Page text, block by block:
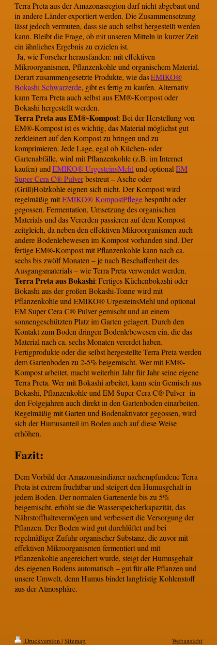
Terra Preta aus der Amazonasregion darf nicht abgebaut und
in andere Länder exportiert werden. Die Zusammensetzung
lässt jedoch vermuten, dass sie auch selbst hergestellt werden
kann. Bleibt die Frage, ob mit unseren Mitteln in kurzer Zeit
ein ähnliches Ergebnis zu erzielen ist.
Ja, wie Forscher herausfanden: mit effektiven
Mikroorganismen, Pflanzenkohle und organischem Material.
Derart zusammengesetzte Produkte, wie dasEMIKO®
Bokashi Schwarzerde, gibt es fertig zu kaufen. Alternativ
kann Terra Preta auch selbst aus EM®-Kompost oder
Bokashi hergestellt werden.
Terra Preta aus EM®-Kompost:Bei der Herstellung von
EM®-Kompost ist es wichtig, das Material möglichst gut
zerkleinert auf den Kompost zu bringen und zu
komprimieren. Jede Lage, egal ob Küchen- oder
Gartenabfälle, wird mit Pflanzenkohle (z.B. im Internet
kaufen) undEMIKO® UrgesteinsMehlund optionalEM
Super Cera C® Pulverbestreut – Asche oder
(Grill)Holzkohle eignen sich nicht. Der Kompost wird
regelmäßig mitEMIKO® KompostPflegebesprüht oder
gegossen. Fermentation, Umsetzung des organischen
Materials und das Vererden passieren auf dem Kompost
zeitgleich, da neben den effektiven Mikroorganismen auch
andere Bodenlebewesen im Kompost vorhanden sind. Der
fertige EM®-Kompost mit Pflanzenkohle kann nach ca.
sechs bis zwölf Monaten – je nach Beschaffenheit des
Ausgangsmaterials – wie Terra Preta verwendet werden.
Terra Preta aus Bokashi:Fertiges Küchenbokashi oder
Bokashi aus der großen Bokashi-Tonne wird mit
Pflanzenkohle und EMIKO® UrgesteinsMehl und optional
EM Super Cera C® Pulver gemischt und an einem
sonnengeschützten Platz im Garten gelagert. Durch den
Kontakt zum Boden dringen Bodenlebewesen ein, die das
Material nach ca. sechs Monaten vererdet haben.
Fertigprodukte oder die selbst hergestellte Terra Preta werden
dem Gartenboden zu 2-5% beigemischt. Wer mit EM®-
Kompost arbeitet, macht weiterhin Jahr für Jahr seine eigene
Terra Preta. Wer mit Bokashi arbeitet, kann sein Gemisch aus
Bokashi, Pflanzenkohle und EM Super Cera C® Pulver in
den Folgejahren auch direkt in den Gartenboden einarbeiten.
Regelmäßig mit Garten und Bodenaktivator gegossen, wird
sich der Humusanteil im Boden auch auf diese Weise
erhöhen.
Fazit:
Dem Vorbild der Amazonasindianer nachempfundene Terra
Preta ist extrem fruchtbar und steigert den Humusgehalt in
jedem Boden. Der normalen Gartenerde bis zu 5%
beigemischt, erhöht sie die Wasserspeicherkapazität, das
Nährstoffhaltevermögen und verbessert die Versorgung der
Pflanzen. Der Boden wird gut durchlüftet und bei
regelmäßiger Zufuhr organischer Substanz, die zuvor mit
effektiven Mikroorganismen fermentiert und mit
Pflanzenkohle angereichert wurde, steigt der Humusgehalt
des eigenen Bodens automatisch – gut für alle Pflanzen und
unsere Umwelt, denn Humus bindet langfristig Kohlenstoff
aus der Atmosphäre.
Druckversion | Sitemap
Webansicht